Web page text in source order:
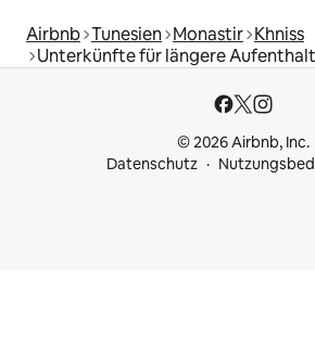
Airbnb Tunesien Monastir Khniss
Unterkünfte für längere
© 2026 Airbnb, Inc.
Datenschutz